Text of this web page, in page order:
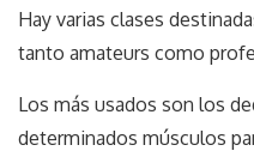
Hay varias clases
tanto amateurs como
Los más usados son los
determinados músculos